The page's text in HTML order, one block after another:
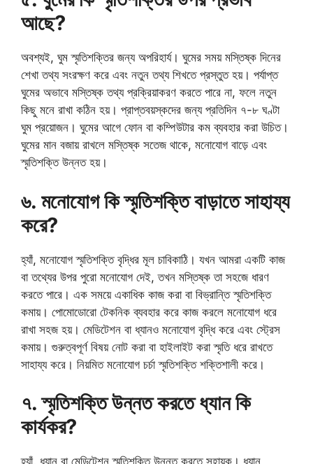
আছে?
অবশ্যই, ঘুম স্মৃতিশক্তির জন্য অপরিহার্য। ঘুমের সময় মস্তিষ্ক দিনের
শেখা তথ্য সংরক্ষণ করে এবং নতুন তথ্য শিখতে প্রস্তুত হয়। পর্যাপ্ত
ঘুমের অভাবে মস্তিষ্ক তথ্য প্রক্রিয়াকরণ করতে পারে না, ফলে নতুন
কিছু মনে রাখা কঠিন হয়। প্রাপ্তবয়স্কদের জন্য প্রতিদিন ৭-৮ ঘণ্টা
ঘুম প্রয়োজন। ঘুমের আগে ফোন বা কম্পিউটার কম ব্যবহার করা উচিত।
ঘুমের মান বজায় রাখলে মস্তিষ্ক সতেজ থাকে, মনোযোগ বাড়ে এবং
স্মৃতিশক্তি উন্নত হয়।
৬. মনোযোগ কি স্মৃতিশক্তি বাড়াতে সাহায্য
করে?
হ্যাঁ, মনোযোগ স্মৃতিশক্তি বৃদ্ধির মূল চাবিকাঠি। যখন আমরা একটি কাজ
বা তথ্যের উপর পুরো মনোযোগ দেই, তখন মস্তিষ্ক তা সহজে ধারণ
করতে পারে। এক সময়ে একাধিক কাজ করা বা বিভ্রান্তি স্মৃতিশক্তি
কমায়। পোমোডোরো টেকনিক ব্যবহার করে কাজ করলে মনোযোগ ধরে
রাখা সহজ হয়। মেডিটেশন বা ধ্যানও মনোযোগ বৃদ্ধি করে এবং স্ট্রেস
কমায়। গুরুত্বপূর্ণ বিষয় নোট করা বা হাইলাইট করা স্মৃতি ধরে রাখতে
সাহায্য করে। নিয়মিত মনোযোগ চর্চা স্মৃতিশক্তি শক্তিশালী করে।
৭. স্মৃতিশক্তি উন্নত করতে ধ্যান কি
কার্যকর?